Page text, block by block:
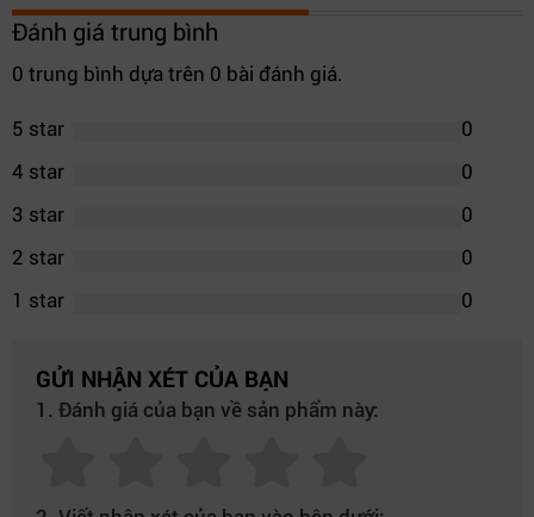
Đánh giá trung bình
0 trung bình dựa trên 0 bài đánh giá.
5 star
0
4 star
0
3 star
0
2 star
0
1 star
0
GỬI NHẬN XÉT CỦA BẠN
1. Đánh giá của bạn về sản phẩm này: